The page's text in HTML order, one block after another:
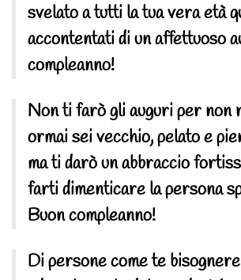
svelato a tutti la tua vera età
accontentati di un affettuoso
compleanno!
Non ti farò gli auguri per
ormai sei vecchio, pelato e
ma ti darò un abbraccio
farti dimenticare la persona
Buon compleanno!
Di persone come te